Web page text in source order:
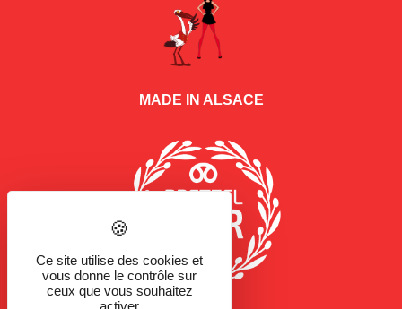
MADE IN ALSACE
Ce site utilise des cookies et
vous donne le contrôle sur
ceux que vous souhaitez
activer